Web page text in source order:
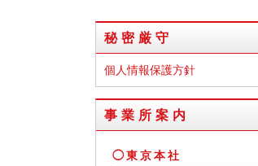
秘密厳守
個人情報保護方針
事業所案内
東京本社